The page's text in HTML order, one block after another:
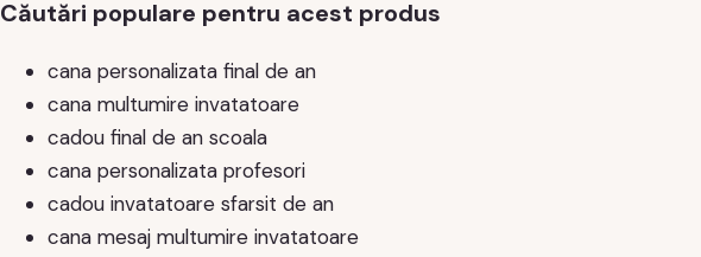
Căutări populare pentru acest produs
cana personalizata final de an
cana multumire invatatoare
cadou final de an scoala
cana personalizata profesori
cadou invatatoare sfarsit de an
cana mesaj multumire invatatoare